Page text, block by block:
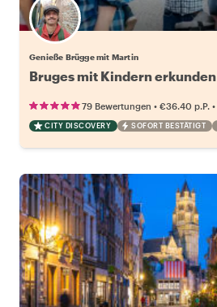
Genieße Brügge mit Martin
Bruges mit Kindern erkunden
79 Bewertungen • €36.40 p.P. •
CITY DISCOVERY SOFORT BESTÄTIGT